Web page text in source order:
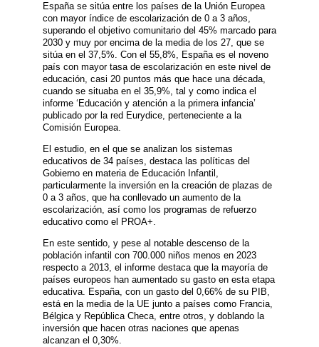
España se sitúa entre los países de la Unión Europea
con mayor índice de escolarización de 0 a 3 años,
superando el objetivo comunitario del 45% marcado para
2030 y muy por encima de la media de los 27, que se
sitúa en el 37,5%. Con el 55,8%, España es el noveno
país con mayor tasa de escolarización en este nivel de
educación, casi 20 puntos más que hace una década,
cuando se situaba en el 35,9%, tal y como indica el
informe ‘Educación y atención a la primera infancia’
publicado por la red Eurydice, perteneciente a la
Comisión Europea.
El estudio, en el que se analizan los sistemas
educativos de 34 países, destaca las políticas del
Gobierno en materia de Educación Infantil,
particularmente la inversión en la creación de plazas de
0 a 3 años, que ha conllevado un aumento de la
escolarización, así como los programas de refuerzo
educativo como el PROA+.
En este sentido, y pese al notable descenso de la
población infantil con 700.000 niños menos en 2023
respecto a 2013, el informe destaca que la mayoría de
países europeos han aumentado su gasto en esta etapa
educativa. España, con un gasto del 0,66% de su PIB,
está en la media de la UE junto a países como Francia,
Bélgica y República Checa, entre otros, y doblando la
inversión que hacen otras naciones que apenas
alcanzan el 0,30%.